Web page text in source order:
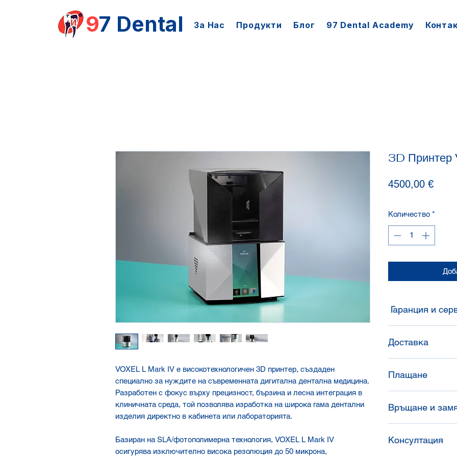
97 Dental За Нас Продукти Блог 97 Dental Academy
VOXEL L Mark IV е високотехнологичен 3D принтер, създаден
специално за нуждите на съвременната дигитална дентална медицина.
Разработен с фокус върху прецизност, бързина и лесна интеграция в
клиничната среда, той позволява изработка на широка гама дентални
изделия директно в кабинета или лабораторията.
Базиран на SLA/фотополимерна технология, VOXEL L Mark IV
осигурява изключително висока резолюция до 50 микрона,
3D
4500,00 €Цена
Количество *
Гаранция и
конкретния
Доставка
или доставяме
Плащане
карта.
Връщане и
и търговските
Консултация